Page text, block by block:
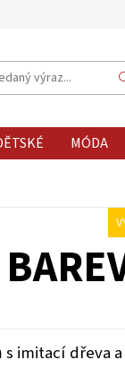
MÓDA
s imitací dřeva